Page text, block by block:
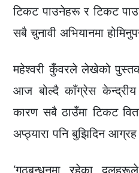
टिकट पाउनेहरू र टिकट
सबै चुनावी अभियानमा
महेश्वरी कुँवरले लेखेको पुस्तक
आज बोल्दै काँग्रेस
कारण सबै ठाउँमा टिकट
अप्ठ्यारा पनि बुझिदिन